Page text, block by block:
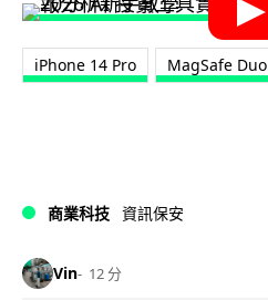
iPhone 14 Pro MagSafe Duo
商業科技 資訊保安
Vin 12 分